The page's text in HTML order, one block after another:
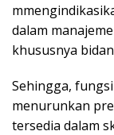
dalam
khususnya
Sehingga,
menurunkan
tersedia dalam